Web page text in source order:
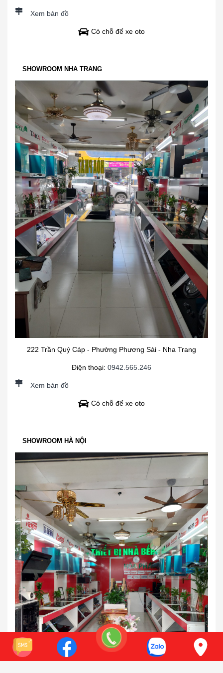
Xem bản đồ
Có chỗ để xe oto
SHOWROOM NHA TRANG
222 Trần Quý Cáp - Phường Phương Sài - Nha Trang
Điện thoại: 0942.565.246
Xem bản đồ
Có chỗ để xe oto
SHOWROOM HÀ NỘI